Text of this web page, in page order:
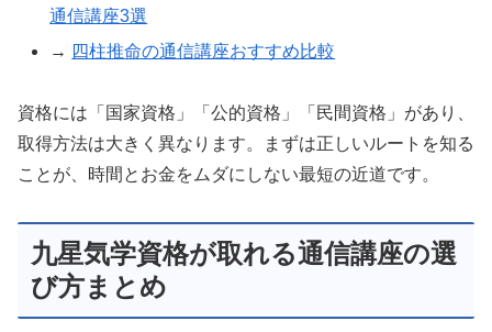
通信講座3選
→ 四柱推命の通信講座おすすめ比較
資格には「国家資格」「公的資格」「民間資格」があり、
取得方法は大きく異なります。まずは正しいルートを知る
ことが、時間とお金をムダにしない最短の近道です。
九星気学資格が取れる通信講座の選
び方まとめ